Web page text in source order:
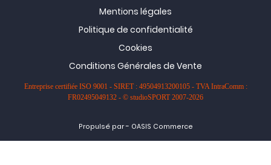
Mentions légales
Politique de confidentialité
Cookies
Conditions Générales de Vente
Entreprise certifiée ISO 9001 - SIRET : 49504913200105 - TVA IntraComm :
FR02495049132 - © studioSPORT 2007-2026
Propulsé par- OASIS Commerce